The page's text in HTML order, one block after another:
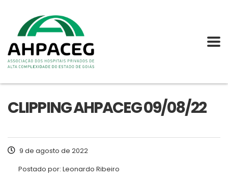
CLIPPING AHPACEG 09/08/22
9 de agosto de 2022
Postado por: Leonardo Ribeiro